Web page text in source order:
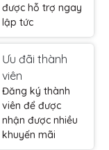
được hỗ trợ ngay
lập tức
Ưu đãi thành
viên
Đăng ký thành
viên để được
nhận được nhiều
khuyến mãi